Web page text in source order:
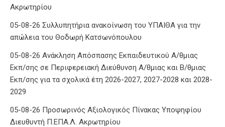
Ακρωτηρίου
05-08-26 Συλλυπητήρια ανακοίνωση του ΥΠΑΙΘΑ για την
απώλεια του Θοδωρή Κατσωνόπουλου
05-08-26 Ανάκληση Απόσπασης Εκπαιδευτικού Α/θμιας
Εκπ/σης σε Περιφερειακή Διεύθυνση Α/θμιας και Β/θμιας
Εκπ/σης για τα σχολικά έτη 2026-2027, 2027-2028 και 2028-
2029
05-08-26 Προσωρινός Αξιολογικός Πίνακας Υποψηφίου
Διευθυντή Π.ΕΠΑ.Λ. Ακρωτηρίου